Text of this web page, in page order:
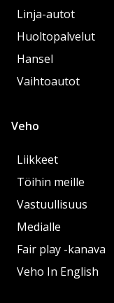
Linja-autot
Huoltopalvelut
Hansel
Vaihtoautot
Veho
Liikkeet
Töihin meille
Vastuullisuus
Medialle
Fair play -kanava
Veho In English